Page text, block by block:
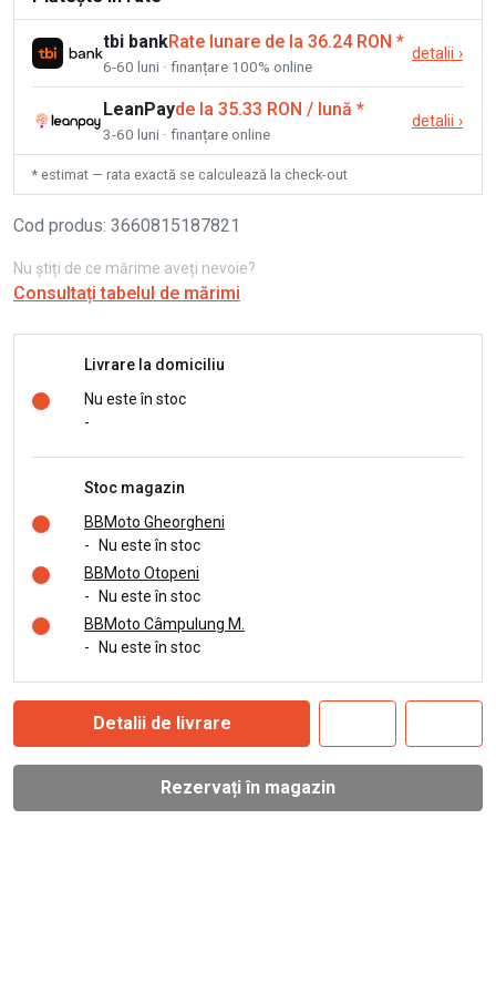
tbi bankRate lunare de la 36.24 RON *
6-60 luni · finanțare 100% online
detalii ›
LeanPayde la 35.33 RON / lună *
3-60 luni · finanțare online
detalii ›
* estimat — rata exactă se calculează la check-out
Cod produs: 3660815187821
Nu știți de ce mărime aveți nevoie?
Consultați tabelul de mărimi
Livrare la domiciliu
Nu este în stoc
-
Stoc magazin
BBMoto Gheorgheni
-
Nu este în stoc
BBMoto Otopeni
-
Nu este în stoc
BBMoto Câmpulung M.
-
Nu este în stoc
Detalii de livrare
Rezervați în magazin